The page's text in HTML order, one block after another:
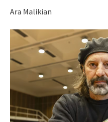
Ara Malikian